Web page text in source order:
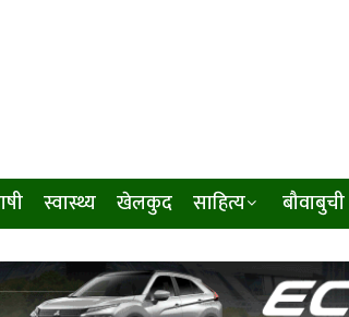
स्वास्थ्य खेलकुद साहित्य बौवाबुची